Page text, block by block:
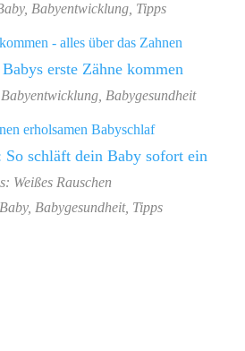
, Babyentwicklung, Tipps
erste Zähne kommen
Babyentwicklung Babygesundheit
So schläft dein Baby sofort ein
Weißes Rauschen
Baby, Babygesundheit, Tipps